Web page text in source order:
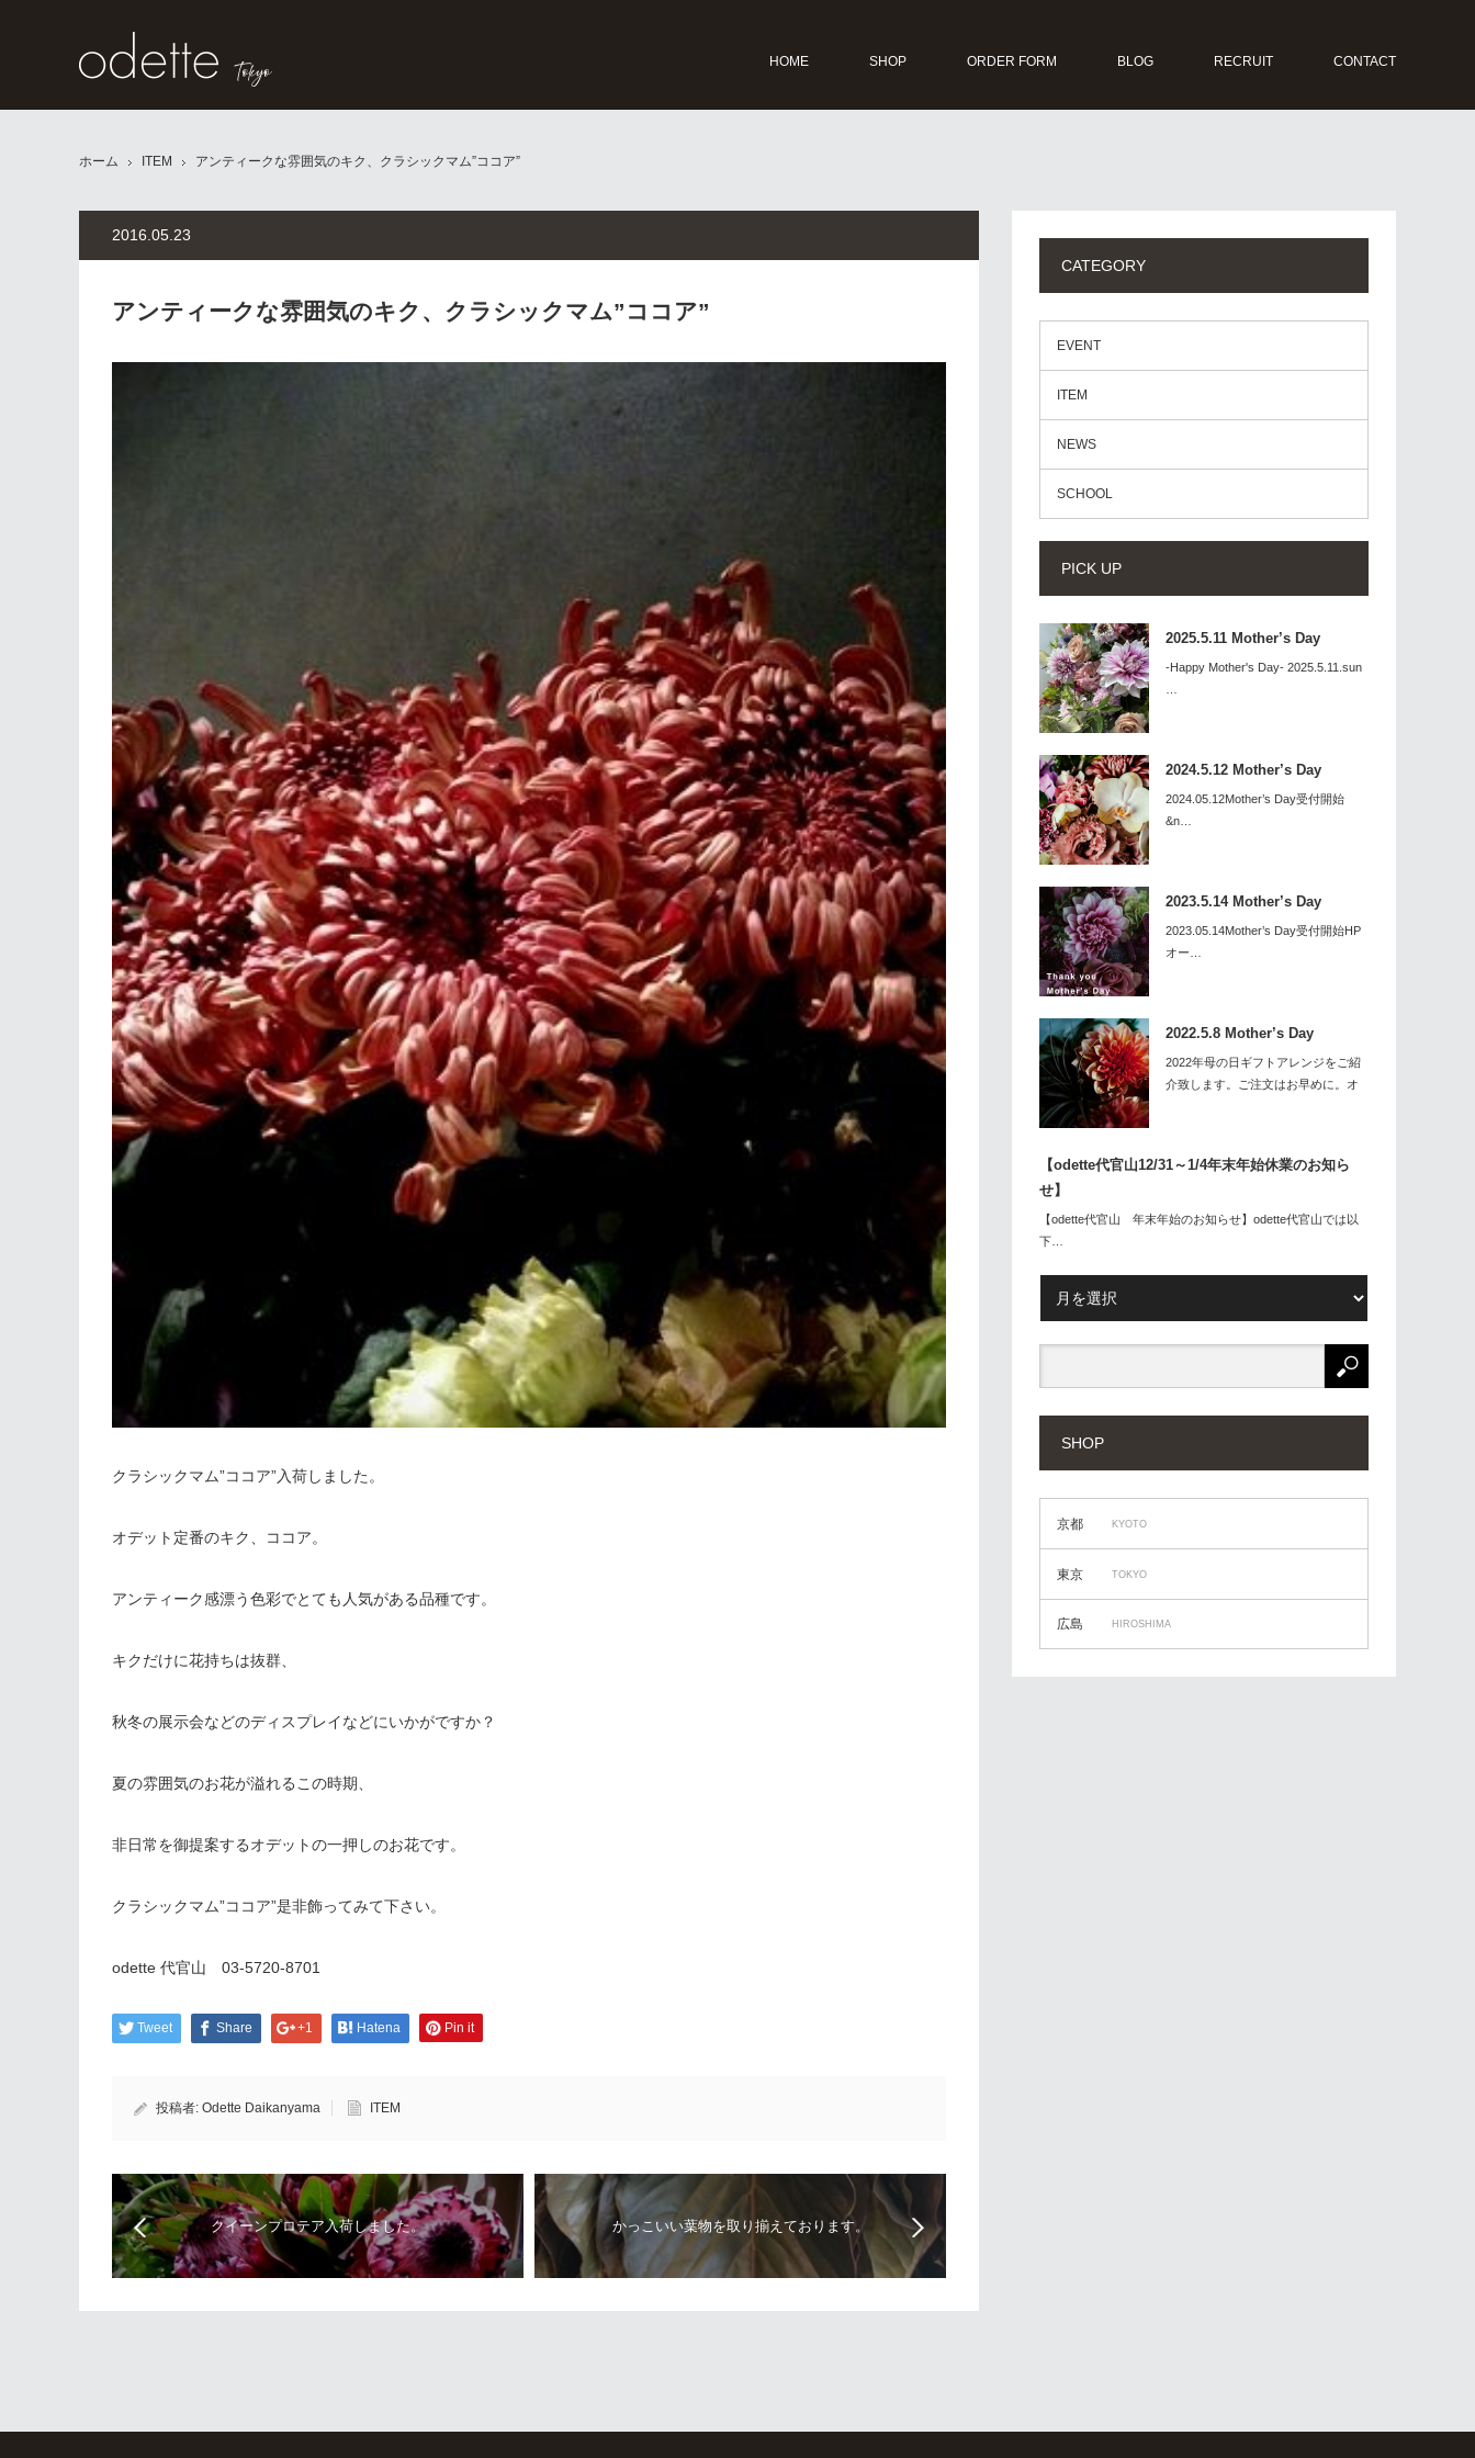
HOME SHOP ORDER FORM BLOG RECRUIT CONTACT
ホーム ITEM アンティークな雰囲気のキク、クラシックマム”ココア”
2016.05.23
アンティークな雰囲気のキク、クラシックマム”ココア”
クラシックマム”ココア”入荷しました。
オデット定番のキク、ココア。
アンティーク感漂う色彩でとても人気がある品種です。
キクだけに花持ちは抜群、
秋冬の展示会などのディスプレイなどにいかがですか？
夏の雰囲気のお花が溢れるこの時期、
非日常を御提案するオデットの一押しのお花です。
クラシックマム”ココア”是非飾ってみて下さい。
odette 代官山 03‐5720‐8701
Tweet Share +1 Hatena Pin it
投稿者: Odette Daikanyama ITEM
クイーンプロテア入荷しました。 かっこいい葉物を取り揃えております。
CATEGORY
EVENT
ITEM
NEWS
SCHOOL
PICK UP
2025.5.11 Mother’s Day
-Happy Mother's Day- 2025.5.11.sun
2024.5.12 Mother’s Day
2024.05.12Mother’s Day受付開始
&n…
2023.5.14 Mother’s Day
2023.05.14Mother’s Day受付開始HP
オー…
2022.5.8 Mother’s Day
2022年母の日ギフトアレンジをご紹
介致します。ご注文はお早めに。オ
【odette代官山12/31～1/4年末年始休業のお知ら
せ】
【odette代官山 年末年始のお知らせ】odette代官山では以
下…
SHOP
京都 KYOTO
東京 TOKYO
広島 HIROSHIMA